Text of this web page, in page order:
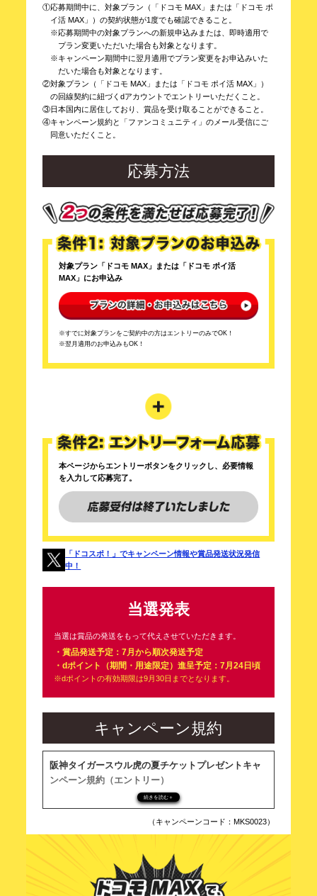
①応募期間中に、対象プラン（「ドコモ MAX」または「ドコモ ポ
イ活 MAX」）の契約状態が1度でも確認できること。
※応募期間中の対象プランへの新規申込みまたは、即時適用で
プラン変更いただいた場合も対象となります。
※キャンペーン期間中に翌月適用でプラン変更をお申込みいた
だいた場合も対象となります。
②対象プラン（「ドコモ MAX」または「ドコモ ポイ活 MAX」）
の回線契約に紐づくdアカウントでエントリーいただくこと。
③日本国内に居住しており、賞品を受け取ることができること。
④キャンペーン規約と「ファンコミュニティ」のメール受信にご
同意いただくこと。
応募方法
対象プラン「ドコモ MAX」または「ドコモ ポイ活
MAX」にお申込み
※すでに対象プランをご契約中の方はエントリーのみでOK！
※翌月適用のお申込みもOK！
本ページからエントリーボタンをクリックし、必要情報
を入力して応募完了。
「ドコスポ！」でキャンペーン情報や賞品発送状況発信
中！
当選発表
当選は賞品の発送をもって代えさせていただきます。
・賞品発送予定：7月から順次発送予定
・dポイント（期間・用途限定）進呈予定：7月24日頃
※dポイントの有効期限は9月30日までとなります。
キャンペーン規約
阪神タイガースウル虎の夏チケットプレゼントキャ
ンペーン規約（エントリー）
株式会社NTTドコモ（以下「当社」といいます）が実施
する「阪神タイガースウル虎の夏チケットプレゼントキ
ャンペーン」（以下「本キャンペーン」といいます）
は、この規約（以下「本規約」といいます）に従って実
施されます。ご応募にあたっては、以下の内容をご確認
いただき、ご同意いただいた上でご応募ください。
■キャンペーン期間
続きを読む＋
（キャンペーンコード：MKS0023）